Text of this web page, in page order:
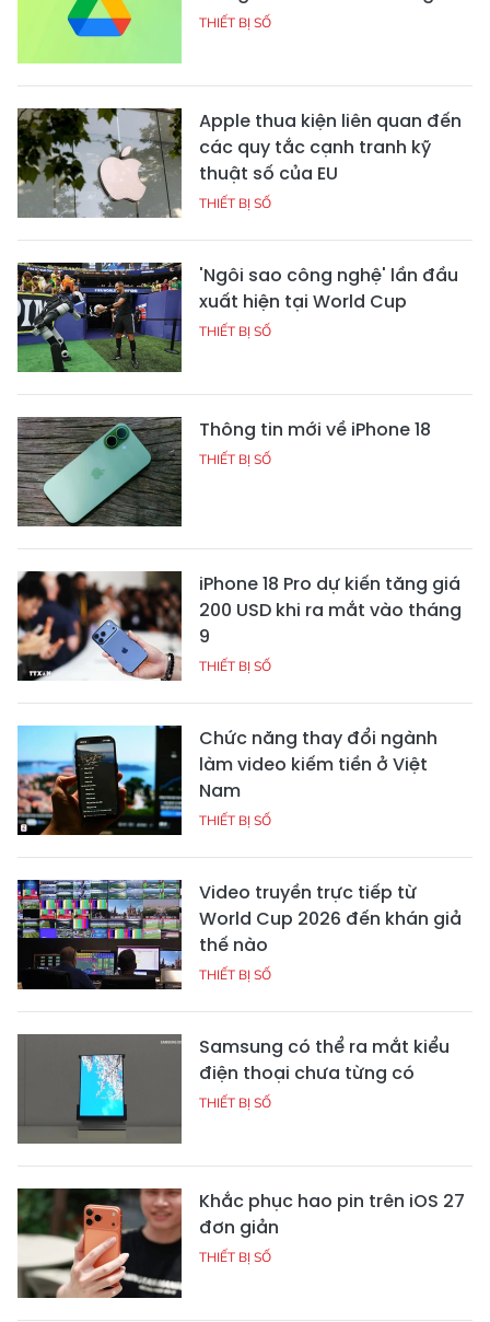
THIẾT BỊ SỐ
Apple thua kiện liên quan đến
các quy tắc cạnh tranh kỹ
thuật số của EU
THIẾT BỊ SỐ
'Ngôi sao công nghệ' lần đầu
xuất hiện tại World Cup
THIẾT BỊ SỐ
Thông tin mới về iPhone 18
THIẾT BỊ SỐ
iPhone 18 Pro dự kiến tăng giá
200 USD khi ra mắt vào tháng
9
THIẾT BỊ SỐ
Chức năng thay đổi ngành
làm video kiếm tiền ở Việt
Nam
THIẾT BỊ SỐ
Video truyền trực tiếp từ
World Cup 2026 đến khán giả
thế nào
THIẾT BỊ SỐ
Samsung có thể ra mắt kiểu
điện thoại chưa từng có
THIẾT BỊ SỐ
Khắc phục hao pin trên iOS 27
đơn giản
THIẾT BỊ SỐ